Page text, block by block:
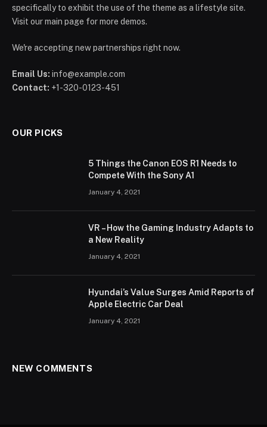
specifically to exhibit the use of the theme as a lifestyle site.
Visit our main page for more demos.
We're accepting new partnerships right now.
Email Us: info@example.com
Contact: +1-320-0123-451
OUR PICKS
5 Things the Canon EOS R1 Needs to
Compete With the Sony A1
January 4, 2021
VR – How the Gaming Industry Adapts to
a New Reality
January 4, 2021
Hyundai’s Value Surges Amid Reports of
Apple Electric Car Deal
January 4, 2021
NEW COMMENTS